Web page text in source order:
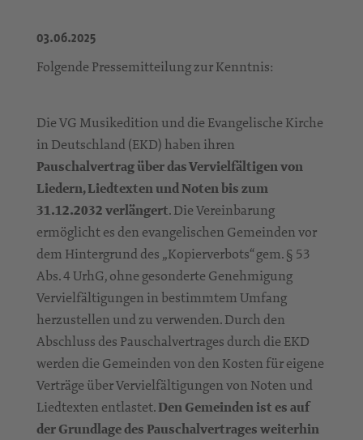
03.06.2025
Folgende Pressemitteilung zur Kenntnis:
Die VG Musikedition und die Evangelische Kirche
in Deutschland (EKD) haben ihren
Pauschalvertrag über das Vervielfältigen von
Liedern, Liedtexten und Noten bis zum
31.12.2032 verlängert. Die Vereinbarung
ermöglicht es den evangelischen Gemeinden vor
dem Hintergrund des „Kopierverbots“ gem. § 53
Abs. 4 UrhG, ohne gesonderte Genehmigung
Vervielfältigungen in bestimmtem Umfang
herzustellen und zu verwenden. Durch den
Abschluss des Pauschalvertrages durch die EKD
werden die Gemeinden von den Kosten für eigene
Verträge über Vervielfältigungen von Noten und
Liedtexten entlastet.Den Gemeinden ist es auf
der Grundlage des Pauschalvertrages weiterhin